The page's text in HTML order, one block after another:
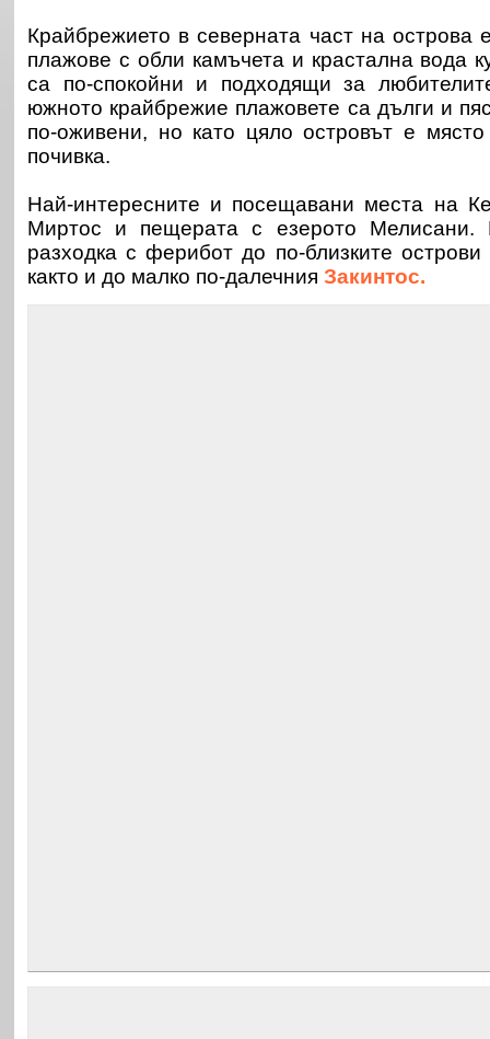
Крайбрежието в северната част на острова
плажове с обли камъчета и крастална вода
са по-спокойни и подходящи за
южното крайбрежие плажовете са дълги и
по-оживени, но като цяло островът е
почивка.
Най-интересните и посещавани места на
Миртос и пещерата с езерото Мелисани.
разходка с ферибот до по-близките
както и до малко по-далечния Закинтос.